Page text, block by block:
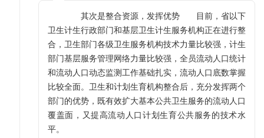
其次是整合资源，发挥优势 目前，省以下
卫生计生行政部门和基层卫生计生服务机构正在进行整
合，卫生部门各级卫生服务机构技术力量比较强，计生
部门基层服务管理网络力量比较强，全员流动人口统计
和流动人口动态监测工作基础扎实，流动人口底数掌握
比较全面。卫生和计划生育机构整合后，充分发挥两个
部门的优势，既有效扩大基本公共卫生服务的流动人口
覆盖面，又提高流动人口计划生育公共服务的技术水
平。